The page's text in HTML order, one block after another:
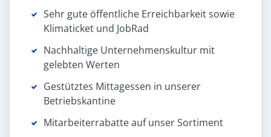
Sehr gute öffentliche Erreichbarkeit sowie
Klimaticket und JobRad
Nachhaltige Unternehmenskultur mit
gelebten Werten
Gestütztes Mittagessen in unserer
Betriebskantine
Mitarbeiterrabatte auf unser Sortiment